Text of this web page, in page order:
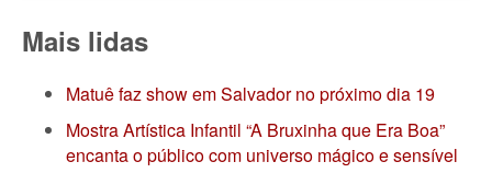
Mais lidas
Matuê faz show em Salvador no próximo dia 19
Mostra Artística Infantil “A Bruxinha que Era Boa”
encanta o público com universo mágico e sensível